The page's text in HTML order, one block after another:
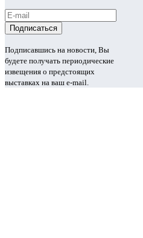
Подписавшись на новости, Вы
будете получать периодические
извещения о предстоящих
выставках на ваш e-mail.